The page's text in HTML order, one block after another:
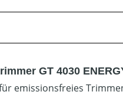
GT 4030
emissionsfreies